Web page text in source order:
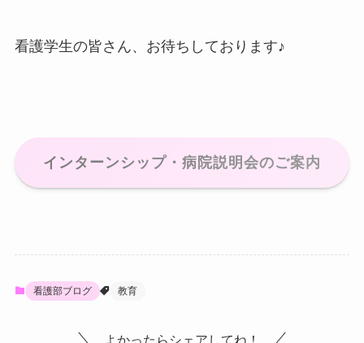
看護学生の皆さん、お待ちしております♪
インターンシップ・病院説明会のご案内
看護部ブログ 教育
よかったらシェアしてね！